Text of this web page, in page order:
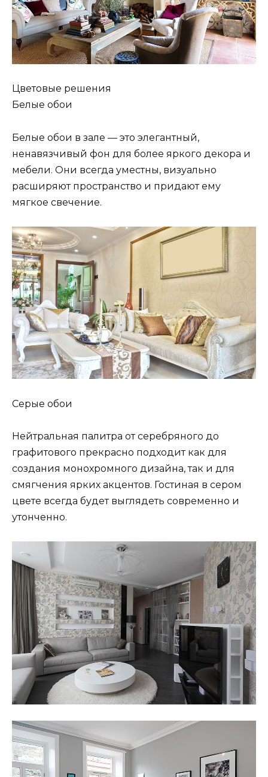
Цветовые решения
Белые обои
Белые обои в зале — это элегантный,
ненавязчивый фон для более яркого декора и
мебели. Они всегда уместны, визуально
расширяют пространство и придают ему
мягкое свечение.
Серые обои
Нейтральная палитра от серебряного до
графитового прекрасно подходит как для
создания монохромного дизайна, так и для
смягчения ярких акцентов. Гостиная в сером
цвете всегда будет выглядеть современно и
утонченно.